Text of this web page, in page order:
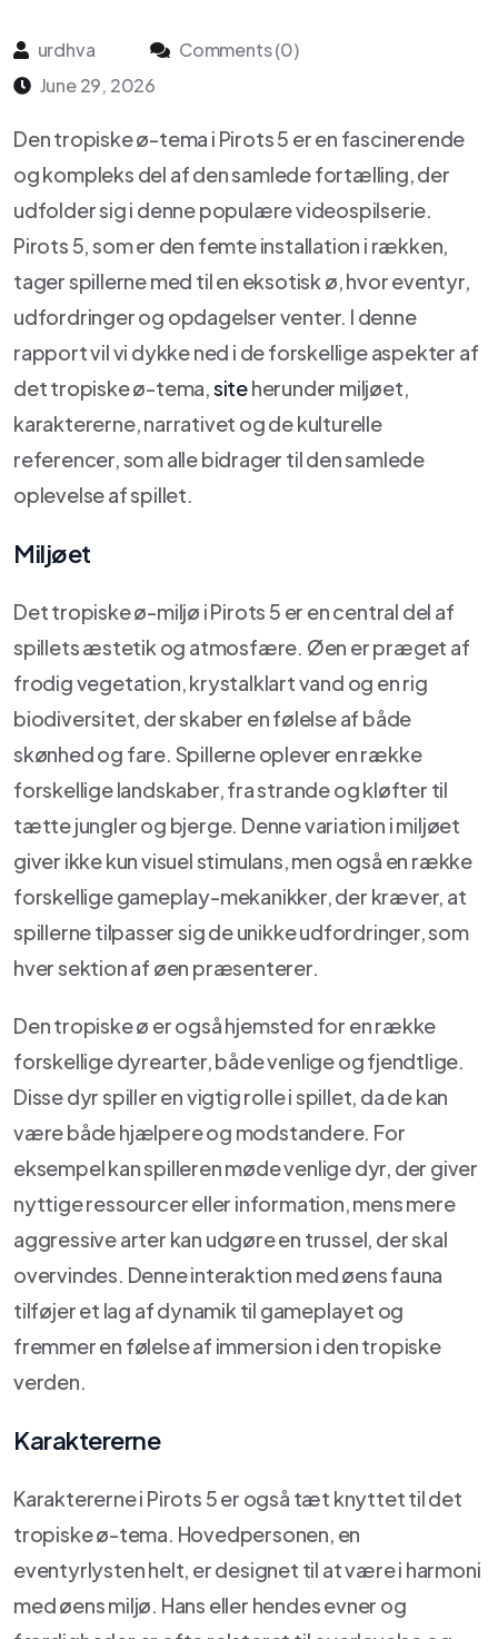
urdhva
Comments (0)
June 29, 2026
Den tropiske ø-tema i Pirots 5 er en fascinerende
og kompleks del af den samlede fortælling, der
udfolder sig i denne populære videospilserie.
Pirots 5, som er den femte installation i rækken,
tager spillerne med til en eksotisk ø, hvor eventyr,
udfordringer og opdagelser venter. I denne
rapport vil vi dykke ned i de forskellige aspekter af
det tropiske ø-tema,siteherunder miljøet,
karaktererne, narrativet og de kulturelle
referencer, som alle bidrager til den samlede
oplevelse af spillet.
Miljøet
Det tropiske ø-miljø i Pirots 5 er en central del af
spillets æstetik og atmosfære. Øen er præget af
frodig vegetation, krystalklart vand og en rig
biodiversitet, der skaber en følelse af både
skønhed og fare. Spillerne oplever en række
forskellige landskaber, fra strande og kløfter til
tætte jungler og bjerge. Denne variation i miljøet
giver ikke kun visuel stimulans, men også en række
forskellige gameplay-mekanikker, der kræver, at
spillerne tilpasser sig de unikke udfordringer, som
hver sektion af øen præsenterer.
Den tropiske ø er også hjemsted for en række
forskellige dyrearter, både venlige og fjendtlige.
Disse dyr spiller en vigtig rolle i spillet, da de kan
være både hjælpere og modstandere. For
eksempel kan spilleren møde venlige dyr, der giver
nyttige ressourcer eller information, mens mere
aggressive arter kan udgøre en trussel, der skal
overvindes. Denne interaktion med øens fauna
tilføjer et lag af dynamik til gameplayet og
fremmer en følelse af immersion i den tropiske
verden.
Karaktererne
Karaktererne i Pirots 5 er også tæt knyttet til det
tropiske ø-tema. Hovedpersonen, en
eventyrlysten helt, er designet til at være i harmoni
med øens miljø. Hans eller hendes evner og